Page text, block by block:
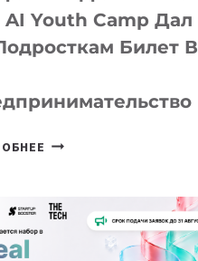
AI Youth Camp Дал
Билет В
ОТ
АЛМАТЫ: